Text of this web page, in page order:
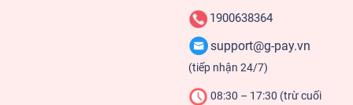
1900638364
support@g-pay.vn
(tiếp nhận 24/7)
08:30 – 17:30 (trừ cuối